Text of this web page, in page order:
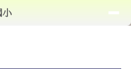
禹國小
小